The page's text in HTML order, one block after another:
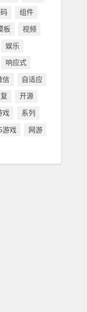
组件
板 视频
娱乐
响应式
信 自适应
开源
戏 系列
游戏 网游